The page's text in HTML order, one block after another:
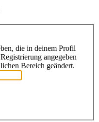
die in deinem Profil
angegeben
Bereich geändert.